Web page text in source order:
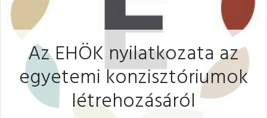
Az EHÖK nyilatkozata az
egyetemi konzisztóriumok
létrehozásáról